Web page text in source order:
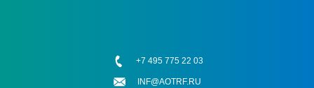
+7 495 775 22 03
INF@AOTRF.RU